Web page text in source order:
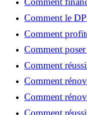
aides, prêts et
Comment le
valoriser votre
Comment
investir dans
Comment
rénovation :
Comment
pour une
Comment
votre espace de
Comment
astuces ?
Comment